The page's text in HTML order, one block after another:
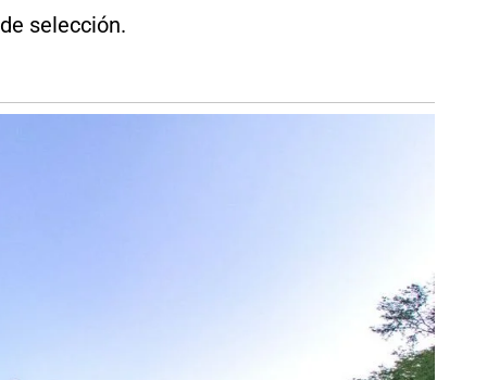
selección.